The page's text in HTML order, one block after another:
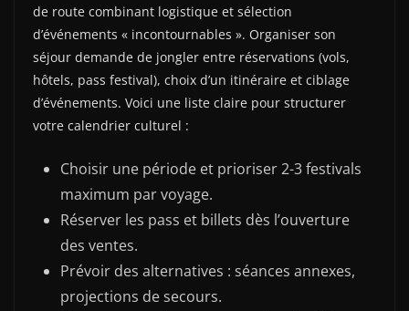
de route combinant logistique et sélection
d’événements « incontournables ». Organiser son
séjour demande de jongler entre réservations (vols,
hôtels, pass festival), choix d’un itinéraire et ciblage
d’événements. Voici une liste claire pour structurer
votre calendrier culturel :
Choisir une période et prioriser 2-3 festivals
maximum par voyage.
Réserver les pass et billets dès l’ouverture
des ventes.
Prévoir des alternatives : séances annexes,
projections de secours.